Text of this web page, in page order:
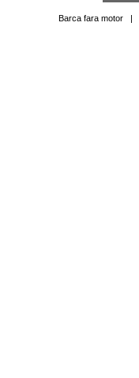
Barca fara motor|